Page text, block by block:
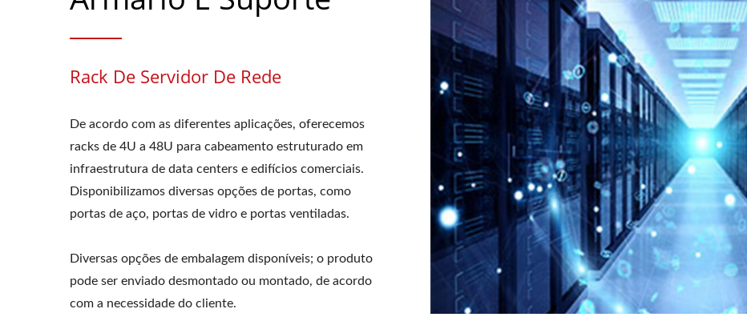
Rack De Servidor De Rede
De acordo com as diferentes aplicações, oferecemos
racks de 4U a 48U para cabeamento estruturado em
infraestrutura de data centers e edifícios comerciais.
Disponibilizamos diversas opções de portas, como
portas de aço, portas de vidro e portas ventiladas.
Diversas opções de embalagem disponíveis; o produto
pode ser enviado desmontado ou montado, de acordo
com a necessidade do cliente.